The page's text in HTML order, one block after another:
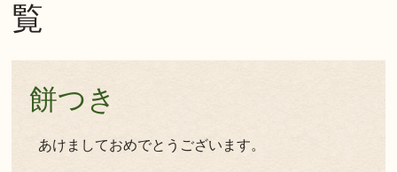
当館の過ごし方
覧
餅つき
あけましておめでとうございます。